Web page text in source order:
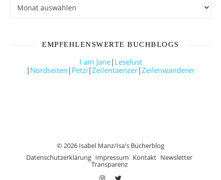
EMPFEHLENSWERTE BUCHBLOGS
I am Jane| Leselust
| Nordseiten | Petzi |Zeilentaenzer|Zeilenwanderer
© 2026 Isabel Manz/Isa's Bücherblog
Datenschutzerklärung Impressum Kontakt Newsletter
Transparenz